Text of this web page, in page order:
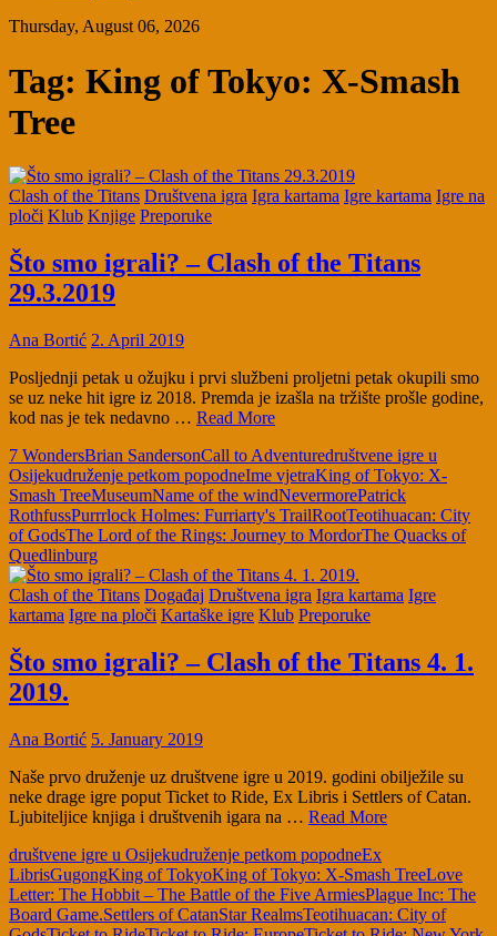
Thursday, August 06, 2026
Tag: King of Tokyo: X-Smash
Tree
Clash of the Titans Društvena igra Igra kartama Igre kartama Igre na
ploči Klub Knjige Preporuke
Što smo igrali? – Clash of the Titans
29.3.2019
Ana Bortić 2. April 2019
Posljednji petak u ožujku i prvi službeni proljetni petak okupili smo
se uz neke hit igre iz 2018. Premda je izašla na tržište prošle godine,
kod nas je tek nedavno … Read More
7 WondersBrian SandersonCall to Adventuredruštvene igre u
Osijekudruženje petkom popodneIme vjetraKing of Tokyo: X-
Smash TreeMuseumName of the windNevermorePatrick
RothfussPurrrlock Holmes: Furriarty's TrailRootTeotihuacan: City
of GodsThe Lord of the Rings: Journey to MordorThe Quacks of
Quedlinburg
Clash of the Titans Događaj Društvena igra Igra kartama Igre
kartama Igre na ploči Kartaške igre Klub Preporuke
Što smo igrali? – Clash of the Titans 4. 1.
2019.
Ana Bortić 5. January 2019
Naše prvo druženje uz društvene igre u 2019. godini obilježile su
neke drage igre poput Ticket to Ride, Ex Libris i Settlers of Catan.
Ljubiteljice knjiga i društvenih igara na … Read More
društvene igre u Osijekudruženje petkom popodneEx
LibrisGugongKing of TokyoKing of Tokyo: X-Smash TreeLove
Letter: The Hobbit – The Battle of the Five ArmiesPlague Inc: The
Board Game.Settlers of CatanStar RealmsTeotihuacan: City of